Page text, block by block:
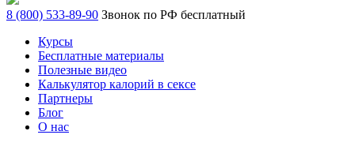
8 (800) 533-89-90 Звонок по РФ бесплатный
Курсы
Бесплатные материалы
Полезные видео
Калькулятор калорий в сексе
Партнеры
Блог
О нас